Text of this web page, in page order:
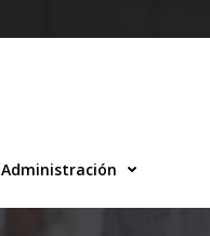
Administración